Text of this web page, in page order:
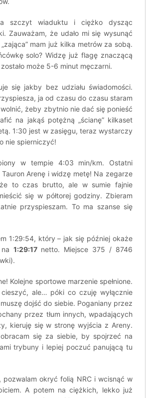
szczyt wiaduktu i ciężko dysząc
Zauważam, że udało mi się wysunąć
mam już kilka metrów za sobą.
solo? Widzę już flagę znaczącą
może 5-6 minut męczarni.
się jakby bez udziału świadomości.
ja od czasu do czasu staram
żeby zbytnio nie dać się ponieść
na jakąś potężną „ścianę” kilkaset
1:30 jest w zasięgu, teraz wystarczy
nie spierniczyć!
w tempie 4:03 min/km. Ostatni
Arenę i widzę metę! Na zegarze
to czas brutto, ale w sumie fajnie
się w półtorej godziny. Zbieram
przyspieszam. To ma szanse się
1:29:54, który – jak się później okaże
1:29:17netto. Miejsce 375 / 8746
Kolejne sportowe marzenie spełnione.
cieszyć, ale… póki co czuję wyłącznie
dojść do siebie. Poganiany przez
przez tłum innych, wpadających
kieruję się w stronę wyjścia z Areny.
się za siebie, by spojrzeć na
trybuny i lepiej poczuć panującą tu
pozwalam okryć folią NRC i wcisnąć w
A potem na ciężkich, lekko już